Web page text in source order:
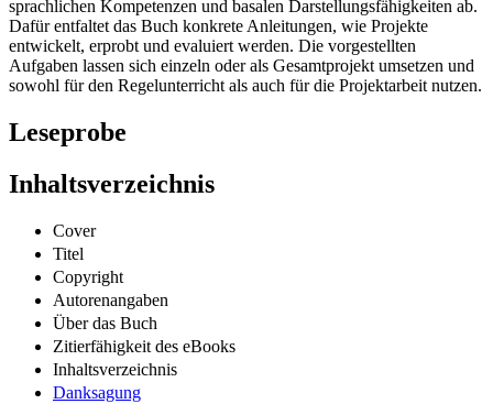
sprachlichen Kompetenzen und basalen Darstellungsfähigkeiten ab.
Dafür entfaltet das Buch konkrete Anleitungen, wie Projekte
entwickelt, erprobt und evaluiert werden. Die vorgestellten
Aufgaben lassen sich einzeln oder als Gesamtprojekt umsetzen und
sowohl für den Regelunterricht als auch für die Projektarbeit nutzen.
Leseprobe
Inhaltsverzeichnis
Cover
Titel
Copyright
Autorenangaben
Über das Buch
Zitierfähigkeit des eBooks
Inhaltsverzeichnis
Danksagung